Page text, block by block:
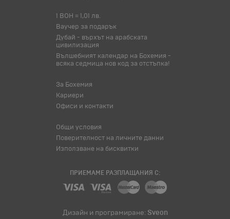
1 BOH = 1,01 лв.
Ваучер за подарък
Дубай - върхът на арабската
цивилизация
Вълшебният календар на Бохемия -
всяка седмица нов код за отстъпка!
За Бохемия
Кариери
Офиси и контакти
Общи условия
Поверителност на личните данни
Използване на бисквитки
ПРИЕМАМЕ РАЗПЛАЩАНИЯ С:
Дизайн и програмиране: Sveon